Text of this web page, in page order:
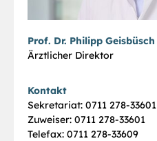
Prof. Dr. Philipp Geisbüsch
Ärztlicher Direktor
Kontakt
Sekretariat: 0711 278-33601
Zuweiser: 0711 278-33601
Telefax: 0711 278-33609